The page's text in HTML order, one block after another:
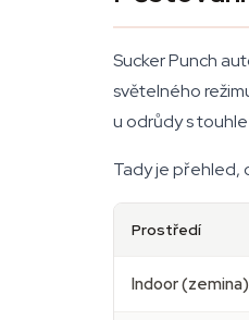
Sucker Punch
světelného
u odrůdy s
Tady je přehled,
Prostředí
Indoor (zemina)